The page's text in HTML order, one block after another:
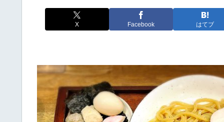
X Facebook はてブ